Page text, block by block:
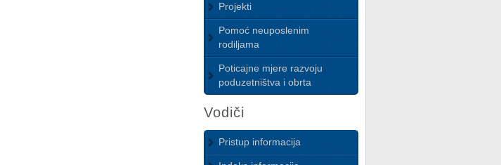
Projekti
Pomoć neuposlenim
rodiljama
Poticajne mjere razvoju
poduzetništva i obrta
Vodiči
Pristup informacija